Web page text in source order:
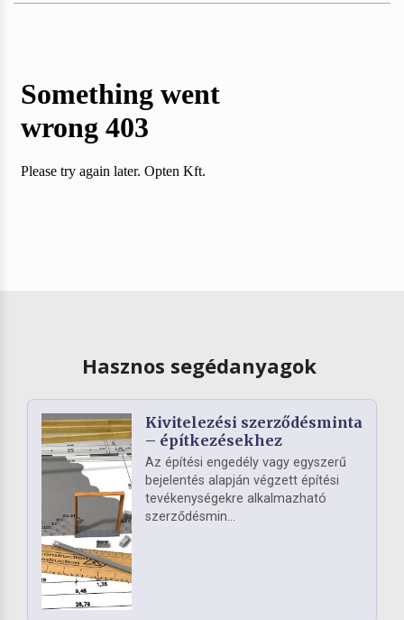
Hasznos segédanyagok
Kivitelezési szerződésminta
– építkezésekhez
Az építési engedély vagy egyszerű
bejelentés alapján végzett építési
tevékenységekre alkalmazható
szerződésmin...